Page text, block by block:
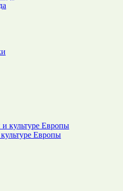
Европы